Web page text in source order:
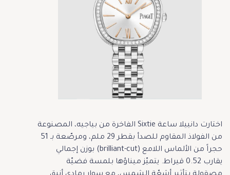
اختارت دانييلا ساعة Sixtie الفاخرة من بياجيه، المصنوعة
من الفولاذ المقاوم للصدأ بقطر 29 ملم، ومرصّعة بـ 51
حجراً من الألماس اللامع (brilliant-cut) بوزن إجمالي
يقارب 0.52 قيراط. يتميّز ميناؤها بلمسة فضيّة